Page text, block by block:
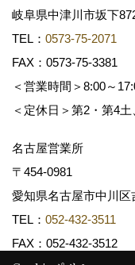
岐阜県中津川市坂下
TEL： 0573-75-2071
FAX：0573-75-3381
＜営業時間＞8:00～
＜定休日＞第2・第4
名古屋営業所
〒454-0981
愛知県名古屋市中川
TEL： 052-432-3511
FAX：052-432-3512